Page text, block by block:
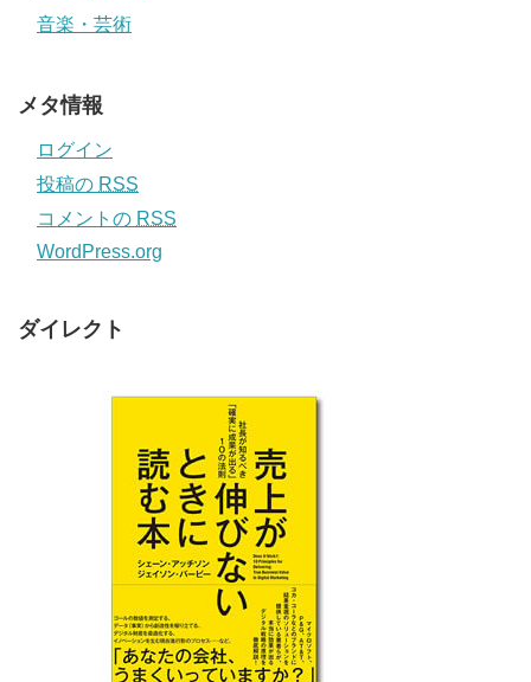
音楽・芸術
メタ情報
ログイン
投稿の RSS
コメントの RSS
WordPress.org
ダイレクト